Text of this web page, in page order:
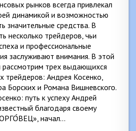
рынков всегда привлекал
динамикой и возможностью
значительные средства. В
несколько трейдеров, чьи
и профессиональные
заслуживают внимания. В этой
рассмотрим трех выдающихся
трейдеров: Андрея Косенко,
Борских и Романа Вишневского.
путь к успеху Андрей
благодаря своему
начал…